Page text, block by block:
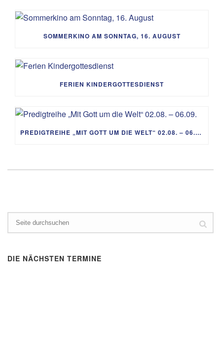
SOMMERKINO AM SONNTAG, 16. AUGUST
FERIEN KINDERGOTTESDIENST
PREDIGTREIHE „MIT GOTT UM DIE WELT“ 02.08. – 06.09.
DIE NÄCHSTEN TERMINE